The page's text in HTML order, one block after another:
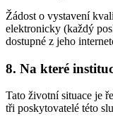
Žádost o vystavení
elektronicky (každý
dostupné z jeho
8. Na které
Tato životní situace je
tři poskytovatelé této